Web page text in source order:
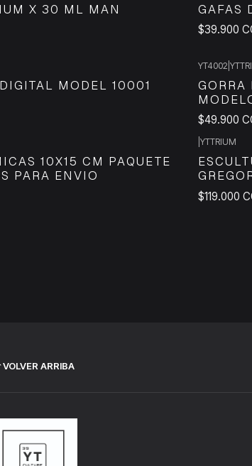
X 30 ML MAN
GAFAS
$39.900
MODEL 10001
YT4002
GORRA
$49.900
10X15 CM PAQUETE
PARA ENVIO
YTTRIUM
$119.000
VOLVER ARRIBA